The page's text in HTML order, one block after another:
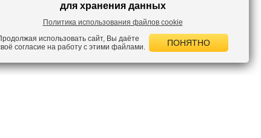
для хранения данных
Политика использования файлов cookie
использовать сайт, Вы даёте
согласие на работу с этими файлами.
ПОНЯТНО